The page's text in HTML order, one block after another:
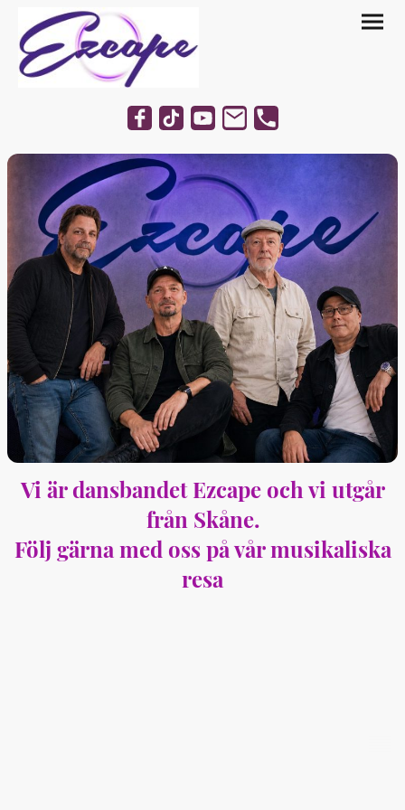
Vi är dansbandet Ezcape och vi utgår
från Skåne.
Följ gärna med oss på vår musikaliska
resa